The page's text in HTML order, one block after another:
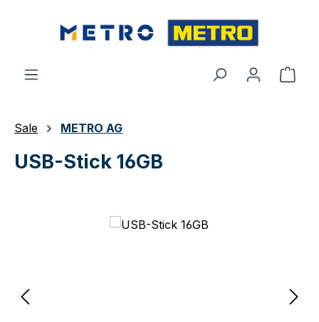
Sale METRO AG
USB-Stick 16GB
Bildergalerie überspringen